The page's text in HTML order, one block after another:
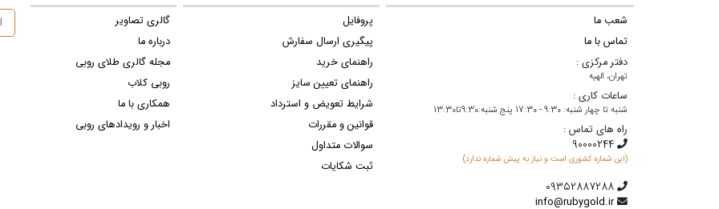
شعب ما
تماس با ما
دفتر مرکزی :
تهران، الهیه
ساعات کاری :
شنبه تا چهار شنبه: 9:30 - 17:30 پنج شنبه:9:30تا13:30
راه های تماس :
(این شماره کشوری است و نیاز به پیش شماره ندارد)
info@rubygold.ir
پروفایل
پیگیری ارسال سفارش
راهنمای خرید
راهنمای تعیین سایز
شرایط تعویض و استرداد
قوانین و مقررات
سوالات متداول
ثبت شکایات
گالری تصاویر
درباره ما
مجله گالری طلای روبی
روبی کلاب
همکاری با ما
اخبار و رویدادهای روبی